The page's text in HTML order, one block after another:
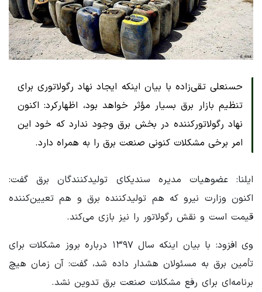
حسنعلی تقی‌زاده با بیان اینکه ایجاد نهاد رگولاتوری برای
تنظیم بازار برق بسیار مؤثر خواهد بود، اظهارکرد: اکنون
نهاد رگولاتورکننده در بخش برق وجود ندارد که خود این
امر برخی مشکلات کنونی صنعت برق را به همراه دارد.
ایلنا: عضوهیات مدیره سندیکای تولیدکنندگان برق گفت:
اکنون وزارت نیرو که هم تولیدکننده برق و هم تعیین‌کننده
قیمت است و نقش رگولاتور را نیز بازی می‌کند.
وی افزود: با بیان اینکه سال ۱۳۹۷ درباره بروز مشکلات برای
تأمین برق به مسئولان هشدار داده شد، گفت: آن زمان هیچ
برنامه‌ای برای رفع مشکلات صنعت برق تدوین نشد.